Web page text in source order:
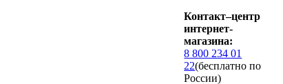
Контакт–центр
интернет-
магазина:
8 800 234 01
22(бесплатно по
России)